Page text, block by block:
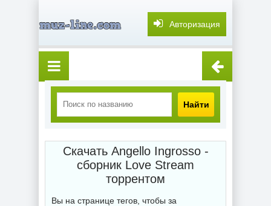
Авторизация
Найти
Скачать Angello Ingrosso -
сборник Love Stream
торрентом
Вы на странице тегов, чтобы за